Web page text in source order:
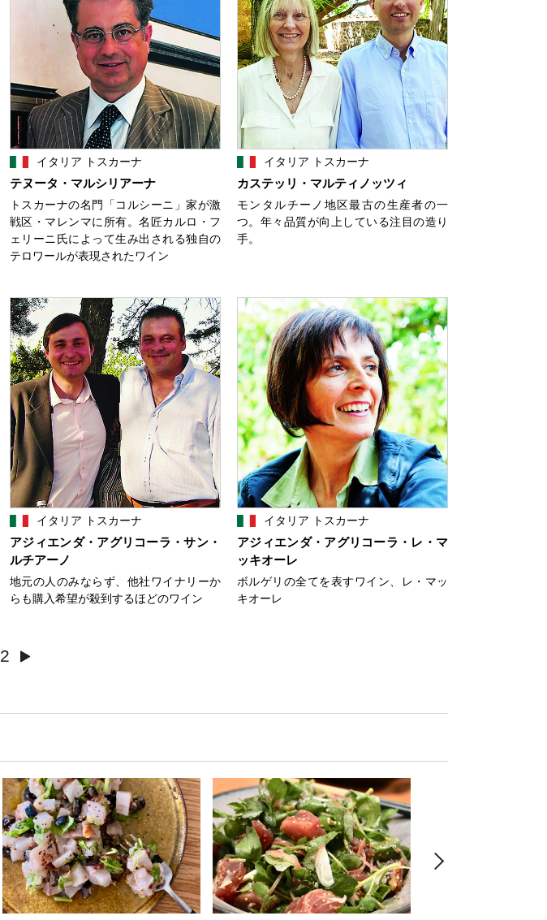
イタリア トスカーナ
テヌータ・マルシリアーナ
トスカーナの名門「コルシーニ」家が激
戦区・マレンマに所有。名匠カルロ・フ
ェリーニ氏によって生み出される独自の
テロワールが表現されたワイン
イタリア トスカーナ
カステッリ・マルティノッツィ
モンタルチーノ地区最古の生産者の一
つ。年々品質が向上している注目の造り
手。
イタリア トスカーナ
アジィエンダ・アグリコーラ・サン・
ルチアーノ
地元の人のみならず、他社ワイナリーか
らも購入希望が殺到するほどのワイン
イタリア トスカーナ
アジィエンダ・アグリコーラ・レ・マ
ッキオーレ
ボルゲリの全てを表すワイン、レ・マッ
キオーレ
2